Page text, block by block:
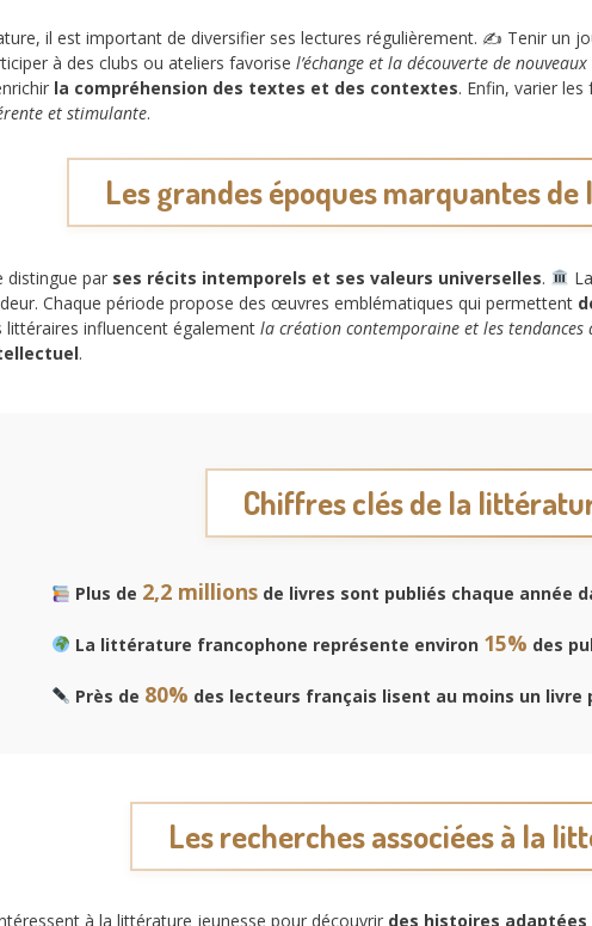
il est important de diversifier ses lectures régulièrement. ✍️ Tenir un
à des clubs ou ateliers favorise l’échange et la découverte de
la compréhension des textes et des contextes. Enfin, varier
et stimulante.
Les grandes époques marquantes
distingue par ses récits intemporels et ses valeurs universelles.
Chaque période propose des œuvres emblématiques qui permettent
littéraires influencent également la création contemporaine et les tendances
.
Chiffres clés de la
Plus de 2,2 millionsde livres sont publiés chaque année
La littérature francophone représente environ 15% des
Près de 80% des lecteurs français lisent au moins un livre
Les recherches associées à la
à la littérature jeunesse pour découvrir des histoires